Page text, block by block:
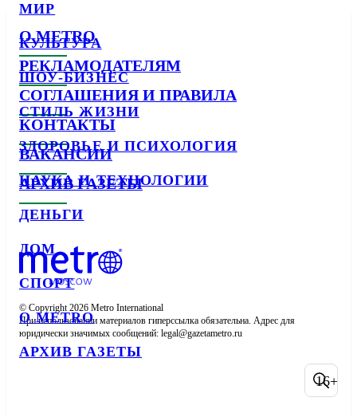
МИР
КУЛЬТУРА
ШОУ-БИЗНЕС
СТИЛЬ ЖИЗНИ
ЗДОРОВЬЕ И ПСИХОЛОГИЯ
НАУКА И ТЕХНОЛОГИИ
ДЕНЬГИ
ДОМ
СПОРТ
О METRO
АРХИВ ГАЗЕТЫ
О METRO
РЕКЛАМОДАТЕЛЯМ
СОГЛАШЕНИЯ И ПРАВИЛА
КОНТАКТЫ
ВАКАНСИИ
АРХИВ ГАЗЕТЫ
© Copyright 2026 Metro International
При использовании материалов гиперссылка обязательна. Адрес для
юридически значимых сообщений:
16+